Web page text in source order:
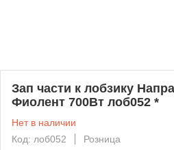
Зап части к лобзику
Фиолент 700Вт лоб052 *
Нет в наличии
Код: лоб052
Розница